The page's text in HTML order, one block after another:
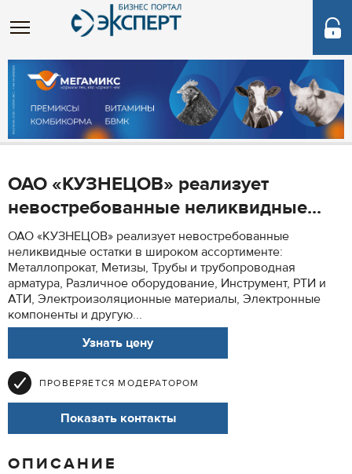
ОАО «КУЗНЕЦОВ» реализует
невостребованные неликвидные...
ОАО «КУЗНЕЦОВ» реализует невостребованные
неликвидные остатки в широком ассортименте:
Металлопрокат, Метизы, Трубы и трубопроводная
арматура, Различное оборудование, Инструмент, РТИ и
АТИ, Электроизоляционные материалы, Электронные
компоненты и другую...
Узнать цену
ПРОВЕРЯЕТСЯ МОДЕРАТОРОМ
Показать контакты
ОПИСАНИЕ